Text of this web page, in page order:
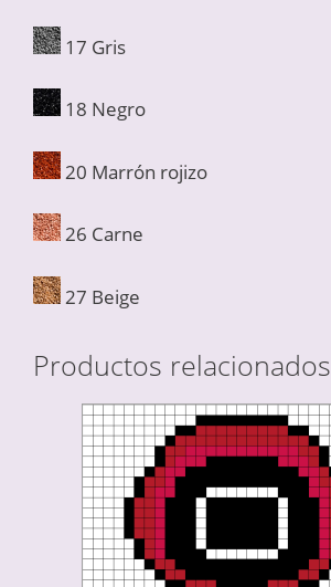
17 Gris
18 Negro
20 Marrón rojizo
26 Carne
27 Beige
Productos relacionados